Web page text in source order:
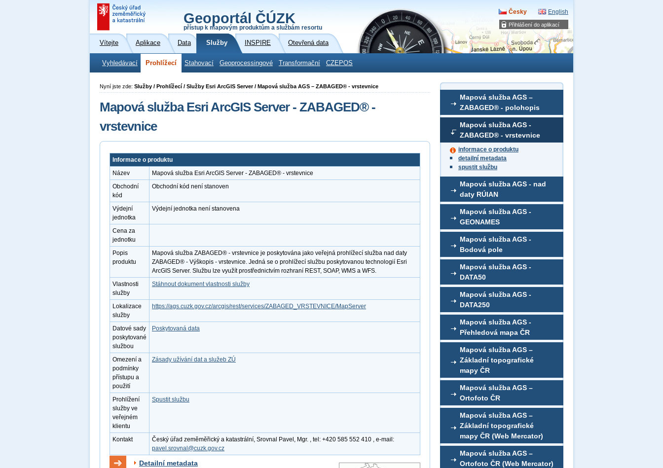
Přihlášení do aplikací
Geoportál ČÚZK
přístup k mapovým produktům a službám resortu
Česky English
Vítejte Aplikace Data Služby INSPIRE Otevřená data
Vyhledávací Prohlížecí Stahovací Geoprocessingové Transformační CZEPOS
Mapová služba AGS –
ZABAGED® - polohopis
Mapová služba AGS -
ZABAGED® - vrstevnice
informace o produktu
detailní metadata
spustit službu
Mapová služba AGS - nad
daty RÚIAN
Mapová služba AGS -
GEONAMES
Mapová služba AGS -
Bodová pole
Mapová služba AGS -
DATA50
Mapová služba AGS -
DATA250
Mapová služba AGS -
Přehledová mapa ČR
Mapová služba AGS –
Základní topografické
mapy ČR
Mapová služba AGS –
Ortofoto ČR
Mapová služba AGS –
Základní topografické
mapy ČR (Web Mercator)
Mapová služba AGS –
Ortofoto ČR (Web Mercator)
Nyní jste zde: Služby / Prohlížecí / Služby Esri ArcGIS Server / Mapová služba AGS – ZABAGED® - vrstevnice
Mapová služba Esri ArcGIS Server - ZABAGED® -
vrstevnice
Informace o produktu
Název
Mapová služba Esri ArcGIS Server - ZABAGED® - vrstevnice
Obchodní
kód
Obchodní kód není stanoven
Výdejní
jednotka
Výdejní jednotka není stanovena
Cena za
jednotku
Popis
produktu
Mapová služba ZABAGED® - vrstevnice je poskytována jako veřejná prohlížecí služba nad daty
ZABAGED® - Výškopis - vrstevnice. Jedná se o prohlížecí službu poskytovanou technologií Esri
ArcGIS Server. Službu lze využít prostřednictvím rozhraní REST, SOAP, WMS a WFS.
Vlastnosti
služby
Stáhnout dokument vlastnosti služby
Lokalizace
služby
https://ags.cuzk.gov.cz/arcgis/rest/services/ZABAGED_VRSTEVNICE/MapServer
Datové sady
poskytované
službou
Poskytovaná data
Omezení a
podmínky
přístupu a
použití
Zásady užívání dat a služeb ZÚ
Prohlížení
služby ve
veřejném
klientu
Spustit službu
Kontakt
Český úřad zeměměřický a katastrální, Srovnal Pavel, Mgr. , tel: +420 585 552 410 , e-mail:
pavel.srovnal@cuzk.gov.cz
Detailní metadata